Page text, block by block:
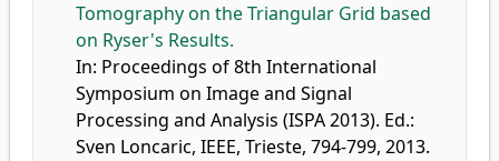
Tomography on the Triangular Grid based
on Ryser's Results.
In: Proceedings of 8th International
Symposium on Image and Signal
Processing and Analysis (ISPA 2013). Ed.:
Sven Loncaric, IEEE, Trieste, 794-799, 2013.